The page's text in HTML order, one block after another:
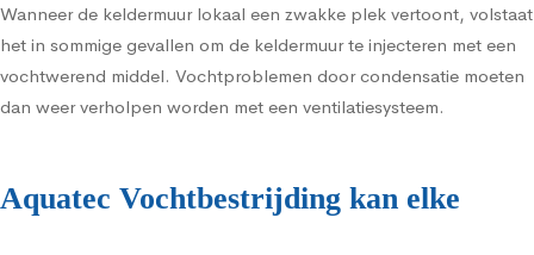
Wanneer de keldermuur lokaal een zwakke plek vertoont, volstaat
het in sommige gevallen om de keldermuur te injecteren met een
vochtwerend middel. Vochtproblemen door condensatie moeten
dan weer verholpen worden met een ventilatiesysteem.
Aquatec Vochtbestrijding kan elke